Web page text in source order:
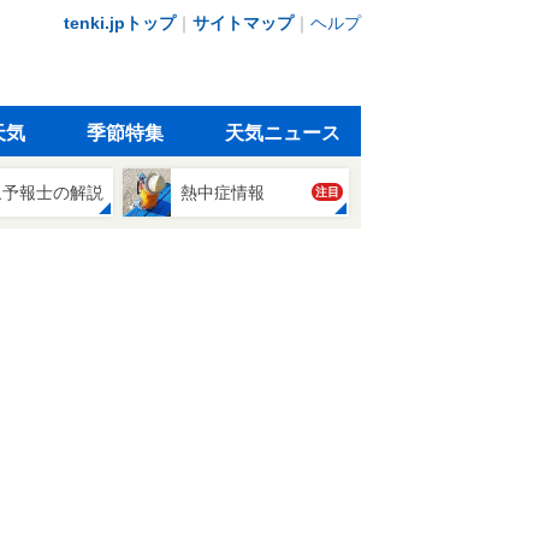
tenki.jpトップ｜ サイトマップ｜ ヘルプ
気 季節特集 天気ニュース
報士の解説 熱中症情報 注目